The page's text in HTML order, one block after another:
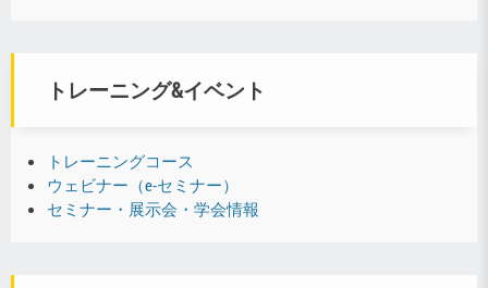
トレーニング&イベント
トレーニングコース
ウェビナー（e-セミナー）
セミナー・展示会・学会情報